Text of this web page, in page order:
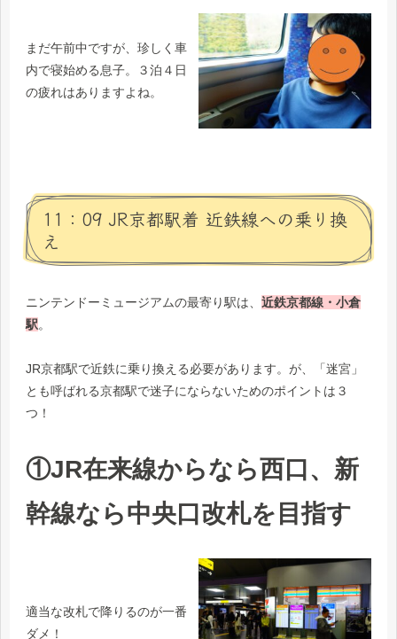
まだ午前中ですが、珍しく車
内で寝始める息子。３泊４日
の疲れはありますよね。
11：09 JR京都駅着 近鉄線への乗り換
え
ニンテンドーミュージアムの最寄り駅は、 近鉄京都線・小倉
駅。
JR京都駅で近鉄に乗り換える必要があります。が、「迷宮」
とも呼ばれる京都駅で迷子にならないためのポイントは３
つ！
①JR在来線からなら西口、新
幹線なら中央口改札を目指す
適当な改札で降りるのが一番
ダメ！